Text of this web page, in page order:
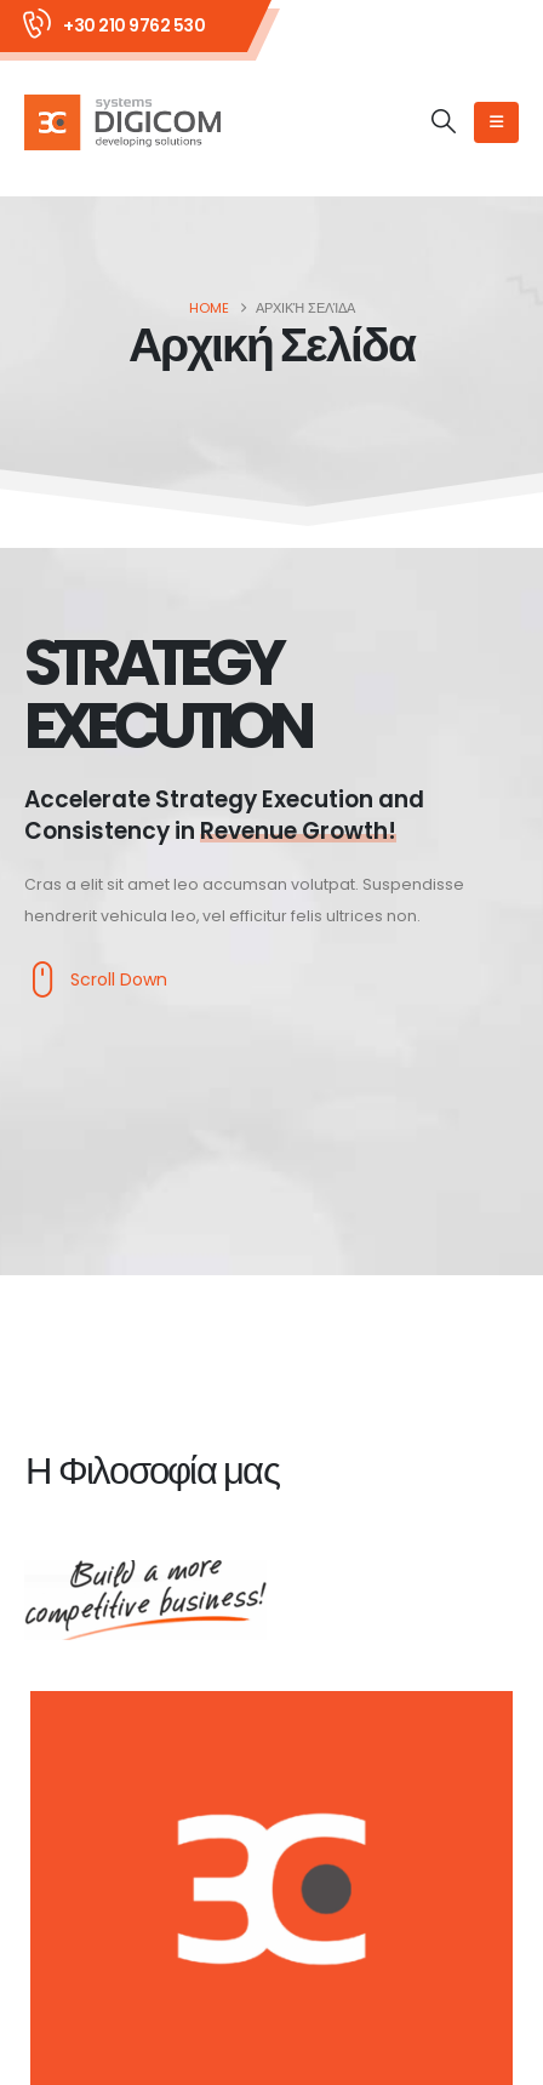
+30 210 9762 530
HOME ΑΡΧΙΚΉ ΣΕΛΊΔΑ
Αρχική Σελίδα
STRATEGY
EXECUTION
Accelerate Strategy Execution and
Consistency inRevenue Growth!
Cras a elit sit amet leo accumsan volutpat. Suspendisse
hendrerit vehicula leo, vel efficitur felis ultrices non.
Scroll Down
Η Φιλοσοφία μας